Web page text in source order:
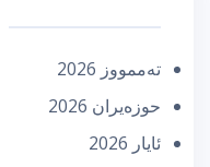
تەممووز 2026
حوزه‌یران 2026
ئایار 2026